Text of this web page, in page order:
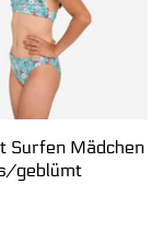
Surfen Mädchen
geblümt